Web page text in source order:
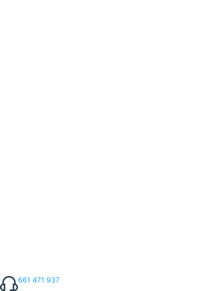
661 471 937